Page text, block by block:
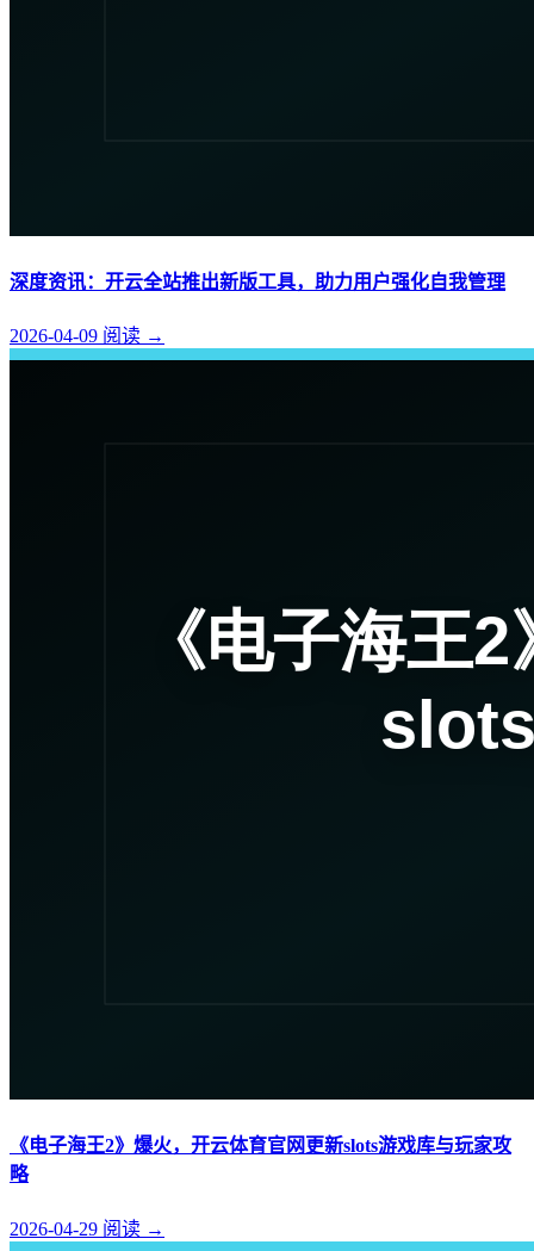
深度资讯：开云全站推出新版工具，助力用户强化自我管理
2026-04-09 阅读 →
《电子海王2》爆火，开云体育官网更新slots游戏库与玩家攻
略
2026-04-29 阅读 →